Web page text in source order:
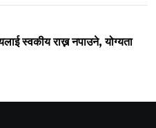
स्वकीय राख्न नपाउने, योग्यता